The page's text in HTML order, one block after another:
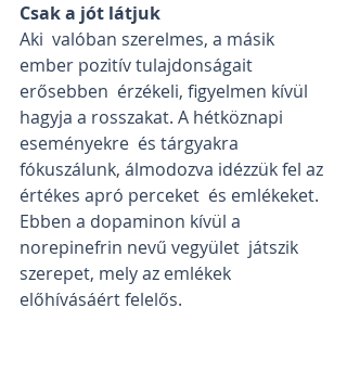
Csak a jót látjuk
Aki  valóban szerelmes, a másik
ember pozitív tulajdonságait
erősebben  érzékeli, figyelmen kívül
hagyja a rosszakat. A hétköznapi
eseményekre  és tárgyakra
fókuszálunk, álmodozva idézzük fel az
értékes apró perceket  és emlékeket.
Ebben a dopaminon kívül a
norepinefrin nevű vegyület  játszik
szerepet, mely az emlékek
előhívásáért felelős.